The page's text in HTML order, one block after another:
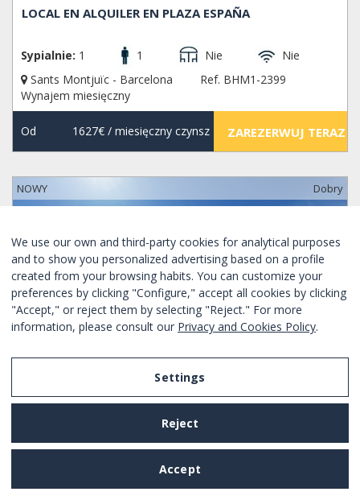
LOCAL EN ALQUILER EN PLAZA ESPAÑA
Sypialnie: 1 1 Nie
Nie
Sants Montjuïc - Barcelona
Ref. BHM1-2399
Wynajem miesięczny
Od 1627€/ miesięczny czynsz ZAREZERWUJ TERAZ
NOWY Dobry
SPECJALNA OFERTA TYLKO DZISIAJ
ÁTICO EN EL CENTRO DE BARCELONA
We use our own and third-party cookies for analytical purposes
and to show you personalized advertising based on a profile
created from your browsing habits. You can customize your
preferences by clicking "Configure," accept all cookies by clicking
"Accept," or reject them by selecting "Reject." For more
information, please consult our Privacy and Cookies Policy.
Settings
Reject
Accept